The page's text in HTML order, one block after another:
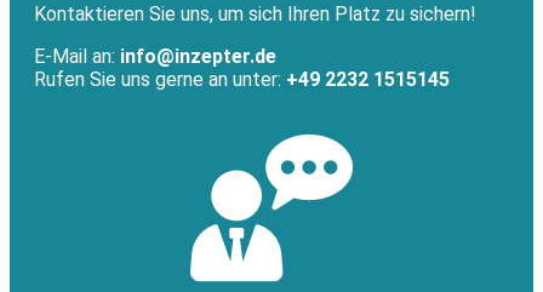
Kontaktieren Sie uns, um sich Ihren Platz zu sichern!
E-Mail an: info@inzepter.de
Rufen Sie uns gerne an unter: +49 2232 1515145